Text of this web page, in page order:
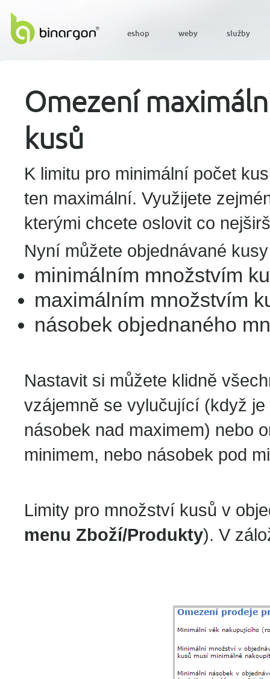
Omezení
kusů
K limitu pro minimální počet
ten maximální. Využijete
kterými chcete oslovit co
Nyní můžete objednávané
minimálním množstvím
maximálním množstvím
násobek objednaného
Nastavit si můžete klidně
vzájemně se vylučující (když
násobek nad maximem) nebo
minimem, nebo násobek pod
Limity pro množství kusů v
menu Zboží/Produkty). V
eshop weby služby